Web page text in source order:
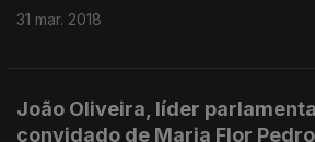
31 mar. 2018
João Oliveira, líder
convidado de Maria Flor